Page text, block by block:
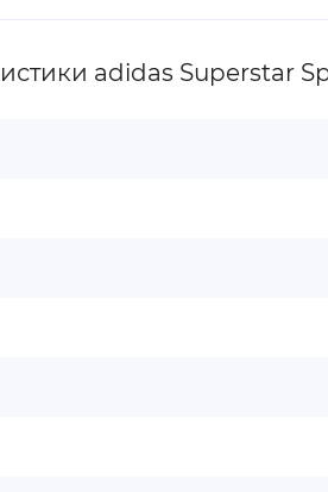
adidas Superstar